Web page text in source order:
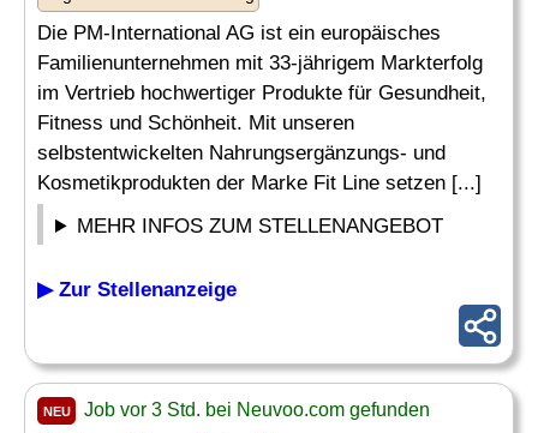
Die PM-International AG ist ein europäisches
Familienunternehmen mit 33-jährigem Markterfolg
im Vertrieb hochwertiger Produkte für Gesundheit,
Fitness und Schönheit. Mit unseren
selbstentwickelten Nahrungsergänzungs- und
Kosmetikprodukten der Marke Fit Line setzen [...]
MEHR INFOS ZUM STELLENANGEBOT
▶ Zur Stellenanzeige
NEU Job vor 3 Std. bei Neuvoo.com gefunden